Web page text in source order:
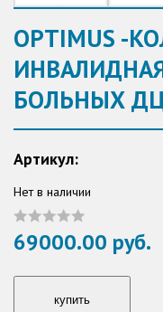
OPTIMUS -
БОЛЬНЫХ
Артикул:
Нет в наличии
69000.00 руб.